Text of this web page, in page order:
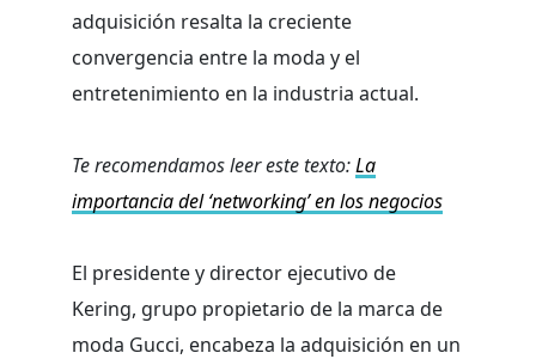
adquisición resalta la creciente
convergencia entre la moda y el
entretenimiento en la industria actual.
Te recomendamos leer este texto:La
importancia del ‘networking’ en los negocios
El presidente y director ejecutivo de
Kering, grupo propietario de la marca de
moda Gucci, encabeza la adquisición en un